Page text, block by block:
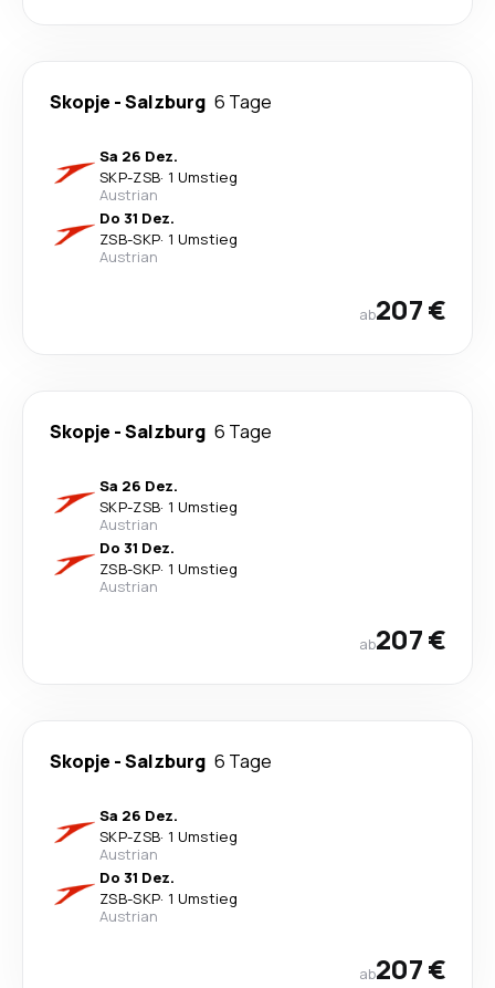
Skopje -Salzburg 6 Tage
Sa 26 Dez.
SKP-ZSB· 1 Umstieg
Austrian
Do 31 Dez.
ZSB-SKP· 1 Umstieg
Austrian
ab207 €
Skopje -Salzburg 6 Tage
Sa 26 Dez.
SKP-ZSB· 1 Umstieg
Austrian
Do 31 Dez.
ZSB-SKP· 1 Umstieg
Austrian
ab207 €
Skopje -Salzburg 6 Tage
Sa 26 Dez.
SKP-ZSB· 1 Umstieg
Austrian
Do 31 Dez.
ZSB-SKP· 1 Umstieg
Austrian
ab207 €